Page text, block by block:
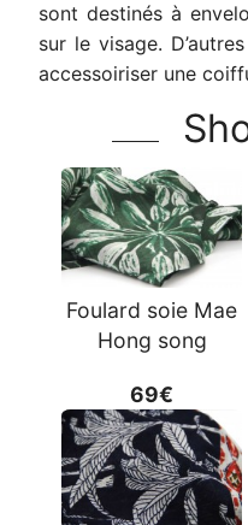
sont destinés à
sur le visage.
accessoiriser une
Foulard soie Mae
Hong song
69€